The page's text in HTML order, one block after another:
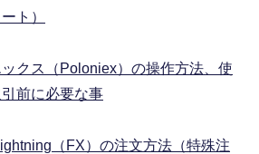
ト）
クス（Poloniex）の操作方法、使
前に必要な事
（FX）の注文方法（特殊注